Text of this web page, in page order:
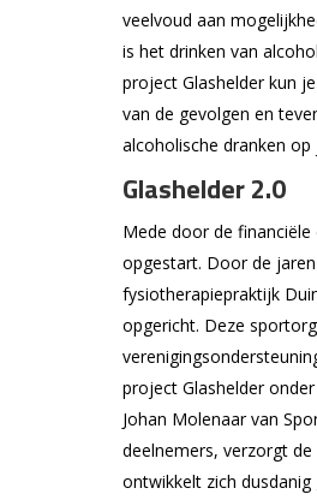
veelvoud aan
is het drinken van
project Glashelder kun
van de gevolgen en
alcoholische dranken op
Glashelder 2.0
Mede door de
opgestart. Door de
fysiotherapiepraktijk
opgericht. Deze
project Glashelder
Johan Molenaar van
deelnemers, verzorgt
ontwikkelt zich